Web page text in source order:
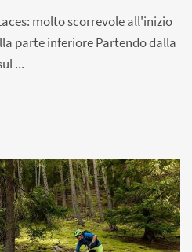
molto scorrevole all'inizio
parte inferiore Partendo dalla
...